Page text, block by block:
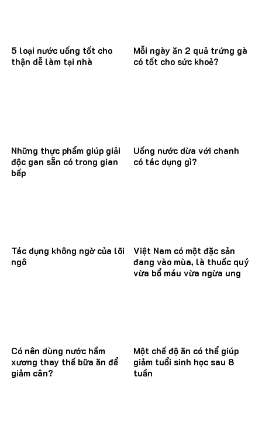
5 loại nước uống tốt cho
thận dễ làm tại nhà
Mỗi ngày ăn 2 quả trứng gà
có tốt cho sức khoẻ?
Những thực phẩm giúp giải
độc gan sẵn có trong gian
bếp
Uống nước dừa với chanh
có tác dụng gì?
Tác dụng không ngờ của lõi
ngô
Việt Nam có một đặc sản
đang vào mùa, là thuốc quý
vừa bổ máu vừa ngừa ung
Có nên dùng nước hầm
xương thay thế bữa ăn để
giảm cân?
Một chế độ ăn có thể giúp
giảm tuổi sinh học sau 8
tuần